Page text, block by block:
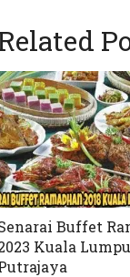
new
window)
new
window)
Buffet
Kuala